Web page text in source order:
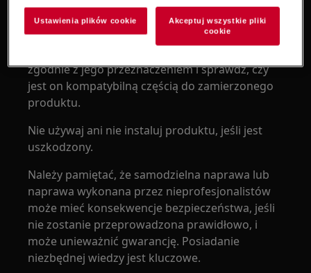
uszkodzić elektronikę, jeśli urządzenie zostanie
położone na którąkolwiek z boków.
zgodnie z jego przeznaczeniem i sprawdź, czy
jest on kompatybilną częścią do zamierzonego
produktu.
Nie używaj ani nie instaluj produktu, jeśli jest
uszkodzony.
Należy pamiętać, że samodzielna naprawa lub
naprawa wykonana przez nieprofesjonalistów
może mieć konsekwencje bezpieczeństwa, jeśli
nie zostanie przeprowadzona prawidłowo, i
może unieważnić gwarancję. Posiadanie
niezbędnej wiedzy jest kluczowe.
Ustawienia plików cookie
Akceptuj wszystkie pliki
cookie